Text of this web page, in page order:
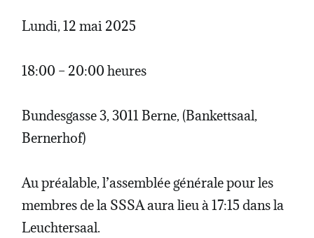
Lundi, 12 mai 2025
18:00 – 20:00 heures
Bundesgasse 3, 3011 Berne, (Bankettsaal,
Bernerhof)
Au préalable, l’assemblée générale pour les
membres de la SSSA aura lieu à 17:15 dans la
Leuchtersaal.